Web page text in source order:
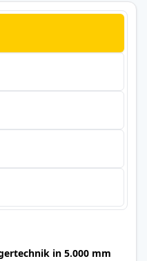
in 5.000 mm